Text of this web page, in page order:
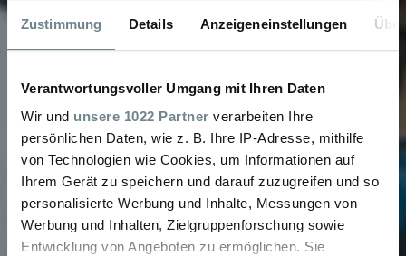
Zustimmung Details Anzeigeneinstellungen
Verantwortungsvoller Umgang mit Ihren Daten
Wir und unsere 1022 Partner verarbeiten Ihre
persönlichen Daten, wie z. B. Ihre IP-Adresse, mithilfe
von Technologien wie Cookies, um Informationen auf
Ihrem Gerät zu speichern und darauf zuzugreifen und so
personalisierte Werbung und Inhalte, Messungen von
Werbung und Inhalten, Zielgruppenforschung sowie
Entwicklung von Angeboten zu ermöglichen. Sie